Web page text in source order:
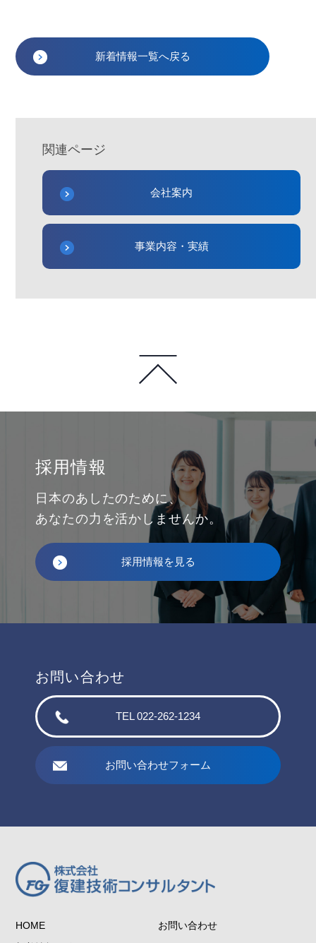
新着情報一覧へ戻る
関連ページ
会社案内
事業内容・実績
採用情報
日本のあしたのために、
あなたの力を活かしませんか。
採用情報を見る
お問い合わせ
TEL 022-262-1234
お問い合わせフォーム
HOME お問い合わせ